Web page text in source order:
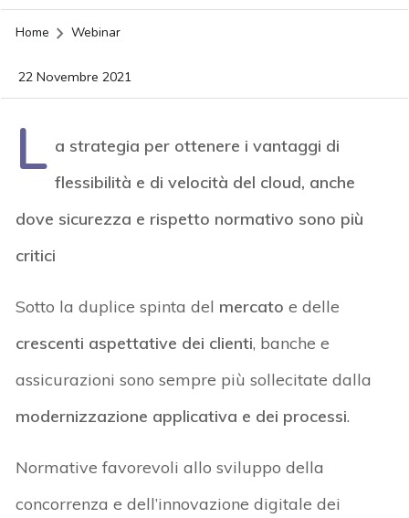
Home Webinar
22 Novembre 2021
L a strategia per ottenere i vantaggi di
flessibilità e di velocità del cloud, anche
dove sicurezza e rispetto normativo sono più
critici
Sotto la duplice spinta del mercato e delle
crescenti aspettative dei clienti, banche e
assicurazioni sono sempre più sollecitate dalla
modernizzazione applicativa e dei processi.
Normative favorevoli allo sviluppo della
concorrenza e dell’innovazione digitale dei